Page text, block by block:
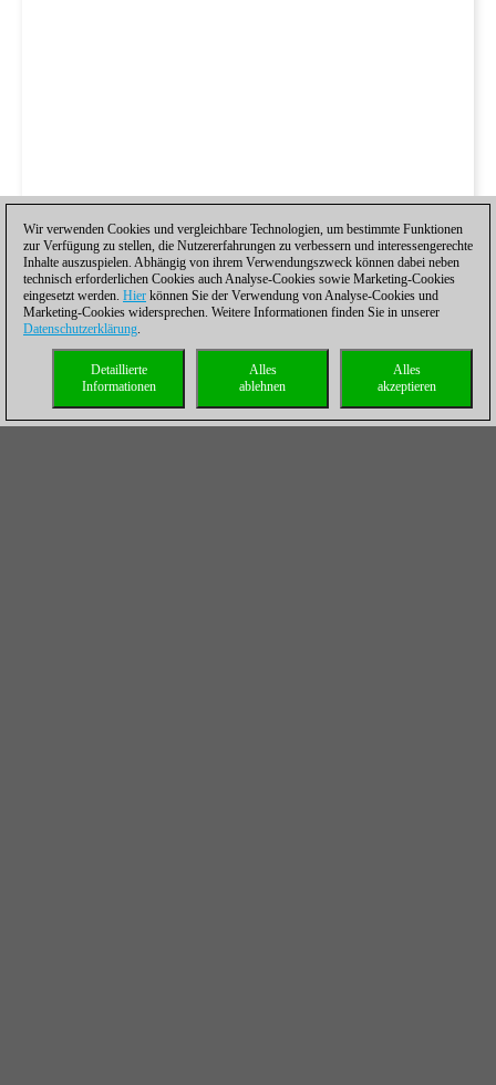
Wir verwenden Cookies und vergleichbare Technologien, um bestimmte Funktionen
zur Verfügung zu stellen, die Nutzererfahrungen zu verbessern und interessengerechte
Inhalte auszuspielen. Abhängig von ihrem Verwendungszweck können dabei neben
technisch erforderlichen Cookies auch Analyse-Cookies sowie Marketing-Cookies
eingesetzt werden. Hier können Sie der Verwendung von Analyse-Cookies und
Marketing-Cookies widersprechen. Weitere Informationen finden Sie in unserer
Datenschutzerklärung.
Alles
akzeptieren
Alles
ablehnen
Detaillierte
Informationen